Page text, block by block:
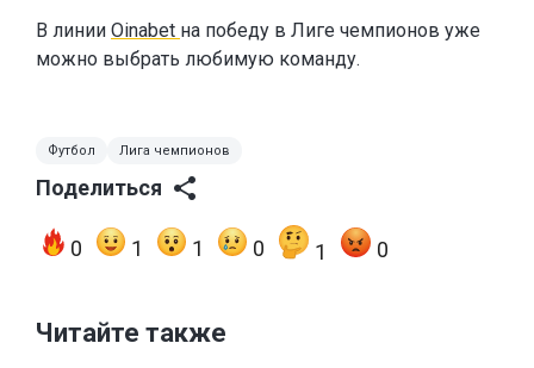
В линии Oinabet на победу в Лиге чемпионов уже
можно выбрать любимую команду.
Футбол Лига чемпионов
Поделиться
0 1 1 0 1 0
Читайте также